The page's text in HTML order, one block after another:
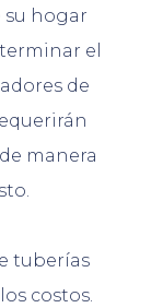
su hogar
el
de
manera
tuberías
costos.